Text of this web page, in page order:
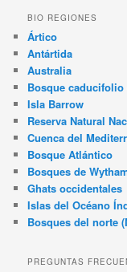
BIO REGIONES
Ártico
Antártida
Australia
Bosque caducifolio
Isla Barrow
Reserva Natural
Cuenca del
Bosque Atlántico
Bosques de
Ghats occidentales
Islas del Océano
Bosques del norte
PREGUNTAS